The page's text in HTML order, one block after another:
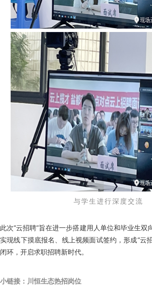
与学生进行深度交流
此次“云招聘”旨在进一步搭建用人单位和毕业生双
实现线下摸底报名、线上视频面试签约，形成“云
闭环，开启求职招聘新时代。
小链接：川恒生态热招岗位